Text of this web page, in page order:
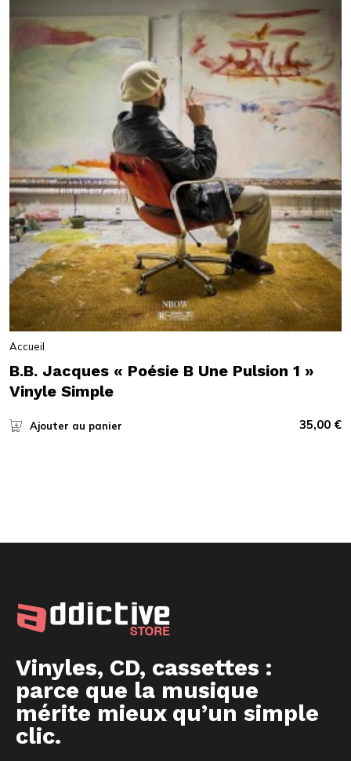
Accueil
B.B. Jacques « Poésie B Une Pulsion 1 »
Vinyle Simple
Ajouter au panier 35,00 €
Vinyles, CD, cassettes :
parce que la musique
mérite mieux qu’un simple
clic.